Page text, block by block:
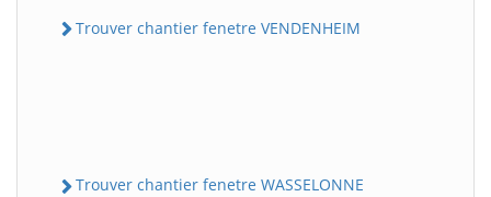
Trouver chantier fenetre VENDENHEIM
Trouver chantier fenetre WASSELONNE